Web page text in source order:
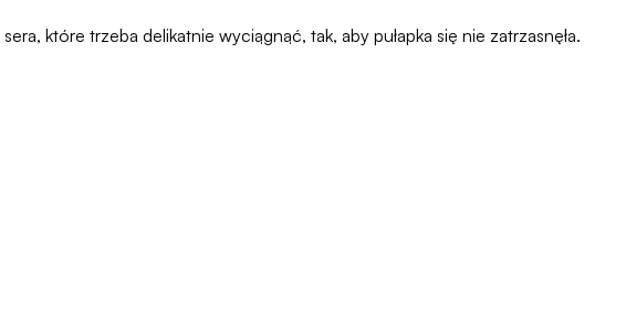
które trzeba delikatnie wyciągnąć, tak, aby pułapka się nie zatrzasnęła.